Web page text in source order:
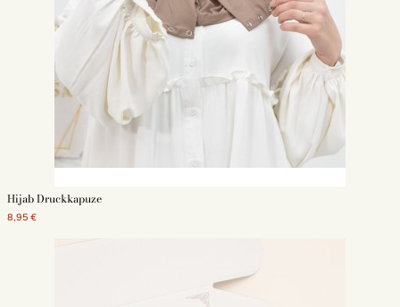
Hijab Druckkapuze
8,95 €